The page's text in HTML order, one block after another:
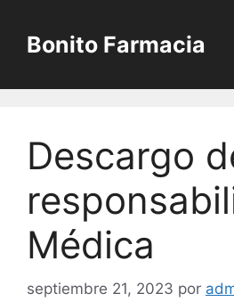
contenido
Bonito Farmacia
Descargo
Médica
septiembre 21, 2023 por